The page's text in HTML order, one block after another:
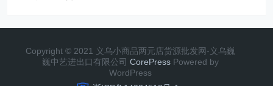
Copyright © 2021 义乌小商品两元店货源批发网-义乌巍
巍中艺进出口有限公司 CorePress Powered by
WordPress